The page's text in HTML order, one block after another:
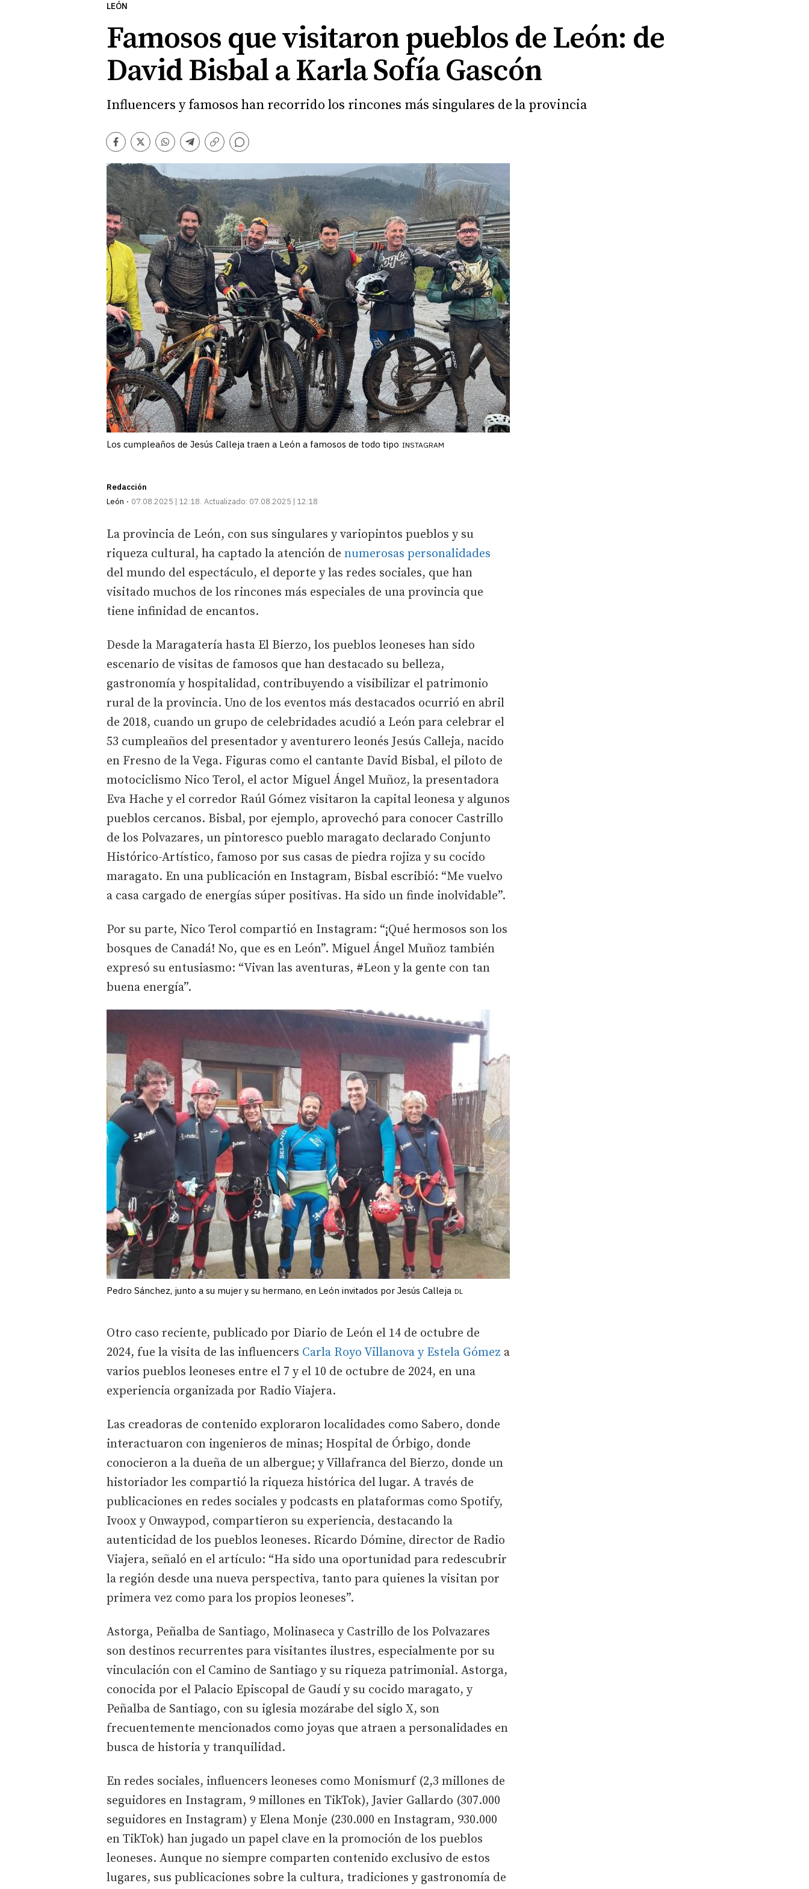
LEÓN
Famosos que visitaron pueblos de León: de
David Bisbal a Karla Sofía Gascón
Influencers y famosos han recorrido los rincones más singulares de la provincia
Facebook
TwitterWhatsapp
Telegram
Copiar
enlace
Comentarios
Los cumpleaños de Jesús Calleja traen a León a famosos de todo tipo INSTAGRAM
Redacción
León
07.08.2025 | 12:18 Actualizado: 07.08.2025 | 12:18
La provincia de León, con sus singulares y variopintos pueblos y su
riqueza cultural, ha captado la atención de numerosas personalidades
del mundo del espectáculo, el deporte y las redes sociales, que han
visitado muchos de los rincones más especiales de una provincia que
tiene infinidad de encantos.
Desde la Maragatería hasta El Bierzo, los pueblos leoneses han sido
escenario de visitas de famosos que han destacado su belleza,
gastronomía y hospitalidad, contribuyendo a visibilizar el patrimonio
rural de la provincia. Uno de los eventos más destacados ocurrió en abril
de 2018, cuando un grupo de celebridades acudió a León para celebrar el
53 cumpleaños del presentador y aventurero leonés Jesús Calleja, nacido
en Fresno de la Vega. Figuras como el cantante David Bisbal, el piloto de
motociclismo Nico Terol, el actor Miguel Ángel Muñoz, la presentadora
Eva Hache y el corredor Raúl Gómez visitaron la capital leonesa y algunos
pueblos cercanos. Bisbal, por ejemplo, aprovechó para conocer Castrillo
de los Polvazares, un pintoresco pueblo maragato declarado Conjunto
Histórico-Artístico, famoso por sus casas de piedra rojiza y su cocido
maragato. En una publicación en Instagram, Bisbal escribió: “Me vuelvo
a casa cargado de energías súper positivas. Ha sido un finde inolvidable”.
Por su parte, Nico Terol compartió en Instagram: “¡Qué hermosos son los
bosques de Canadá! No, que es en León”. Miguel Ángel Muñoz también
expresó su entusiasmo: “Vivan las aventuras, #Leon y la gente con tan
buena energía”.
Pedro Sánchez, junto a su mujer y su hermano, en León invitados por Jesús Calleja DL
Otro caso reciente, publicado por Diario de León el 14 de octubre de
2024, fue la visita de las influencers Carla Royo Villanova y Estela Gómez a
varios pueblos leoneses entre el 7 y el 10 de octubre de 2024, en una
experiencia organizada por Radio Viajera.
Las creadoras de contenido exploraron localidades como Sabero, donde
interactuaron con ingenieros de minas; Hospital de Órbigo, donde
conocieron a la dueña de un albergue; y Villafranca del Bierzo, donde un
historiador les compartió la riqueza histórica del lugar. A través de
publicaciones en redes sociales y podcasts en plataformas como Spotify,
Ivoox y Onwaypod, compartieron su experiencia, destacando la
autenticidad de los pueblos leoneses. Ricardo Dómine, director de Radio
Viajera, señaló en el artículo: “Ha sido una oportunidad para redescubrir
la región desde una nueva perspectiva, tanto para quienes la visitan por
primera vez como para los propios leoneses”.
Astorga, Peñalba de Santiago, Molinaseca y Castrillo de los Polvazares
son destinos recurrentes para visitantes ilustres, especialmente por su
vinculación con el Camino de Santiago y su riqueza patrimonial. Astorga,
conocida por el Palacio Episcopal de Gaudí y su cocido maragato, y
Peñalba de Santiago, con su iglesia mozárabe del siglo X, son
frecuentemente mencionados como joyas que atraen a personalidades en
busca de historia y tranquilidad.
En redes sociales, influencers leoneses como Monismurf (2,3 millones de
seguidores en Instagram, 9 millones en TikTok), Javier Gallardo (307.000
seguidores en Instagram) y Elena Monje (230.000 en Instagram, 930.000
en TikTok) han jugado un papel clave en la promoción de los pueblos
leoneses. Aunque no siempre comparten contenido exclusivo de estos
lugares, sus publicaciones sobre la cultura, tradiciones y gastronomía de